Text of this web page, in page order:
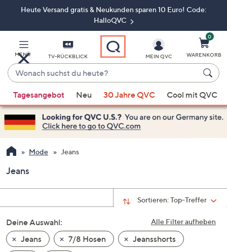
ZumHeute Versand gratis & Neukunden sparen 10 Euro! Code:
HalloQVC
MENÜ TV-RÜCKBLICK
Wonach
suchst
du
heute?
Vorschläge
verfügbar
sind,
verwenden
Sie
Pfeiltasten
nach
und
nach
unten
oder
MEIN QVC
0
WARENKORB
Tagesangebot Neu 30 Jahre QVC Cool mit QVC
Mode Jeans
Jeans
Sortieren:Top-Treffer
Alle Filter aufheben
Deine Auswahl:
Jeans
7/8 Hosen
Jeansshorts